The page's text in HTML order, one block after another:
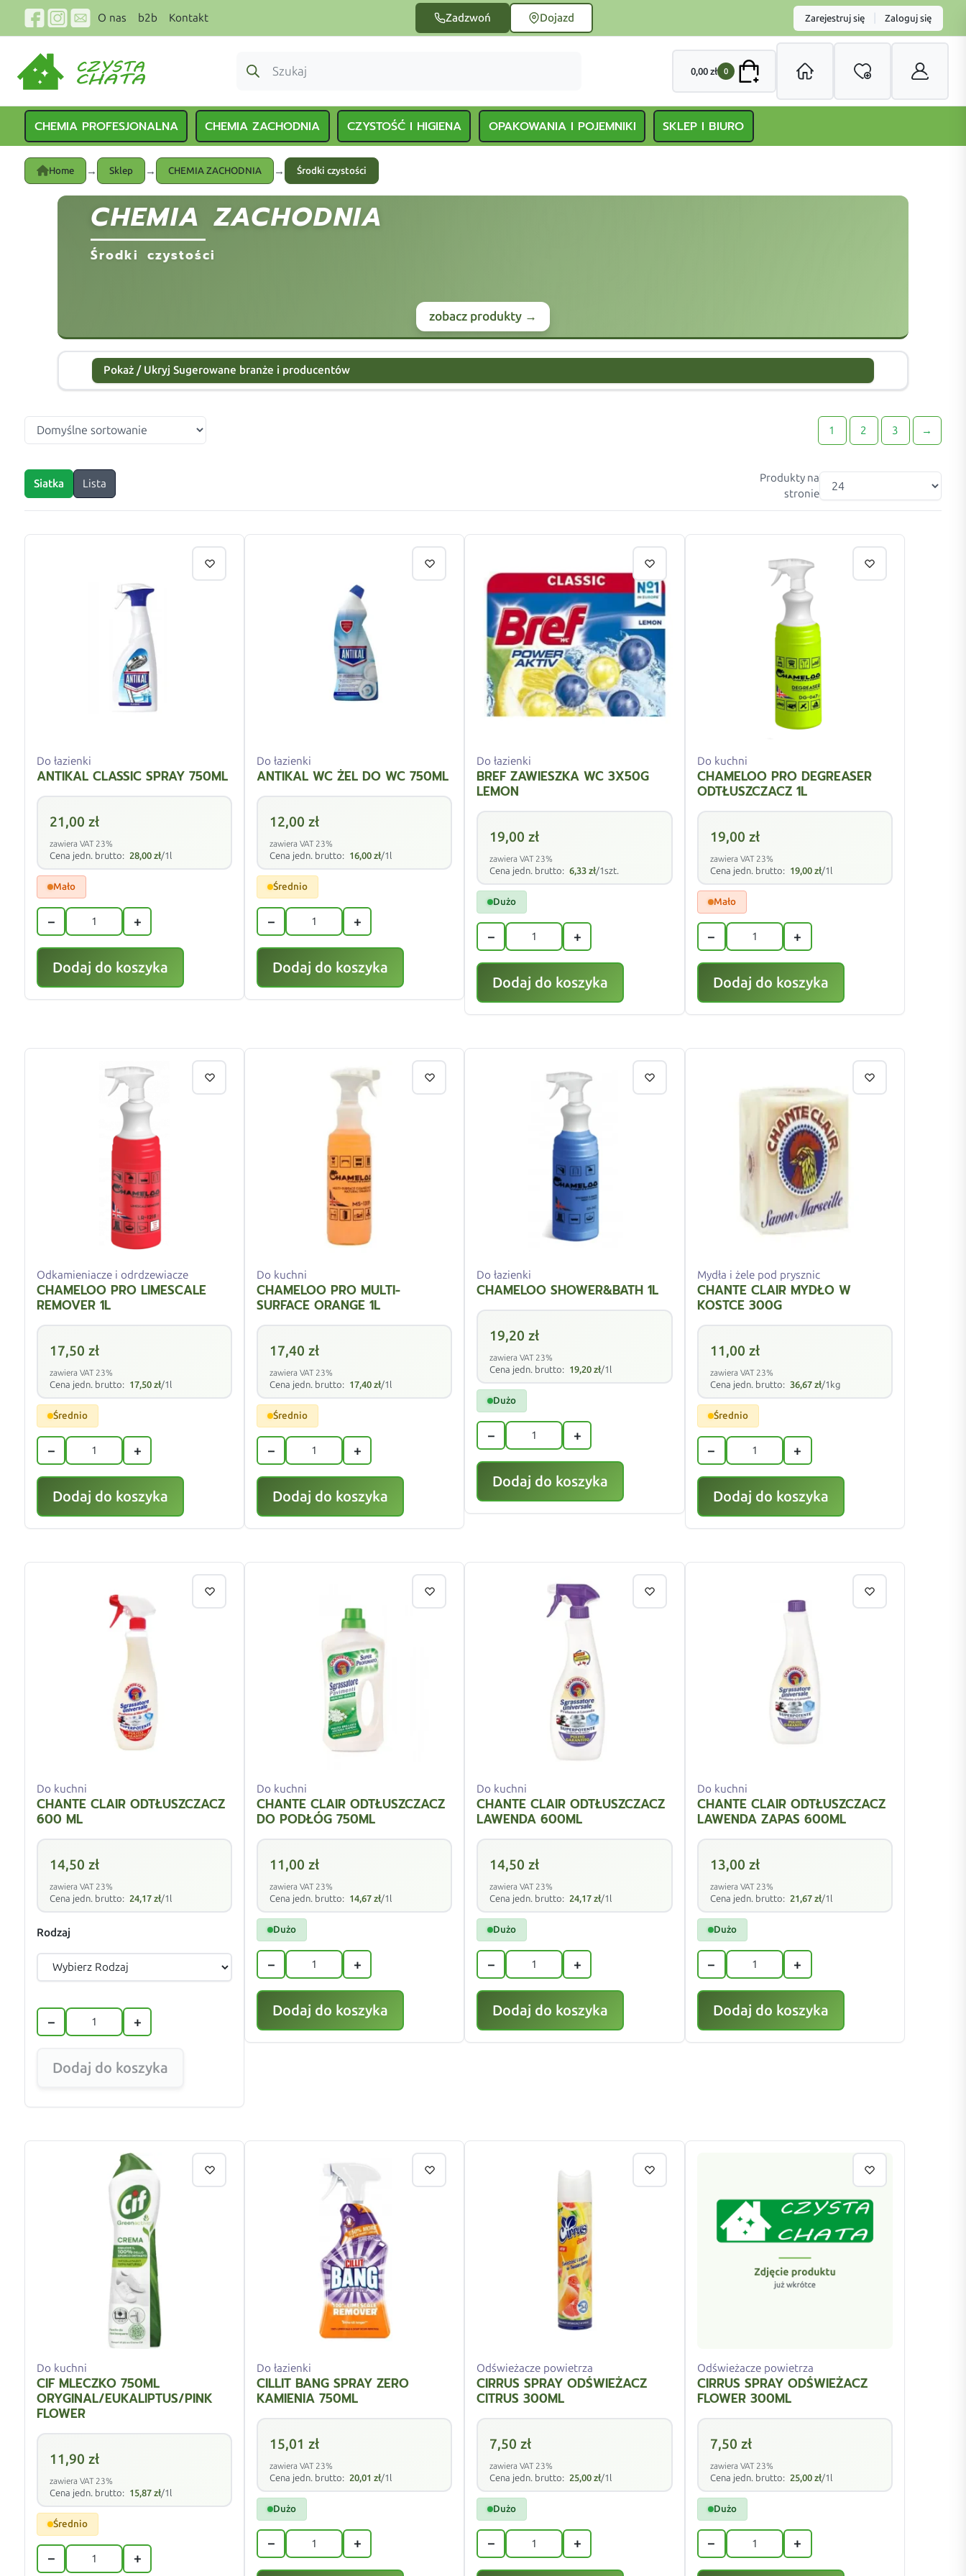
O nas b2b Kontakt Zadzwoń Dojazd Zarejestruj się Zaloguj się
0,00 zł 0
CHEMIA PROFESJONALNA CHEMIA ZACHODNIA CZYSTOŚĆ I HIGIENA OPAKOWANIA I POJEMNIKI SKLEP I BIURO
Home → Sklep → CHEMIA ZACHODNIA → Środki czystości
CHEMIA ZACHODNIA
Środki czystości
zobacz produkty →
Pokaż / Ukryj Sugerowane branże i producentów
1 2 3 →
Siatka Lista
Produkty na
stronie
Do łazienki
ANTIKAL CLASSIC SPRAY 750ML
21,00zł
zawiera VAT 23%
Cena jedn. brutto: 28,00zł/1l
Mało
− +
Dodaj do koszyka
Do łazienki
ANTIKAL WC ŻEL DO WC 750ML
12,00zł
zawiera VAT 23%
Cena jedn. brutto: 16,00zł/1l
Średnio
− +
Dodaj do koszyka
Do łazienki
BREF ZAWIESZKA WC 3X50G
LEMON
19,00zł
zawiera VAT 23%
Cena jedn. brutto: 6,33zł/1szt.
Dużo
− +
Dodaj do koszyka
Do kuchni
CHAMELOO PRO DEGREASER
ODTŁUSZCZACZ 1L
19,00 zł
zawiera VAT 23%
Cena jedn. brutto: 19,00 zł/1l
Mało
− +
Dodaj do koszyka
Odkamieniacze i odrdzewiacze
CHAMELOO PRO LIMESCALE
REMOVER 1L
17,50zł
zawiera VAT 23%
Cena jedn. brutto: 17,50zł/1l
Średnio
− +
Dodaj do koszyka
Do kuchni
CHAMELOO PRO MULTI-
SURFACE ORANGE 1L
17,40zł
zawiera VAT 23%
Cena jedn. brutto: 17,40zł/1l
Średnio
− +
Dodaj do koszyka
Do łazienki
CHAMELOO SHOWER&BATH 1L
19,20zł
zawiera VAT 23%
Cena jedn. brutto: 19,20zł/1l
Dużo
− +
Dodaj do koszyka
Mydła i żele pod prysznic
CHANTE CLAIR MYDŁO W
KOSTCE 300G
11,00 zł
zawiera VAT 23%
Cena jedn. brutto: 36,67 zł/1kg
Średnio
− +
Dodaj do koszyka
Do kuchni
CHANTE CLAIR ODTŁUSZCZACZ
600 ML
14,50zł
zawiera VAT 23%
Cena jedn. brutto: 24,17zł/1l
Rodzaj
− +
Dodaj do koszyka
Do kuchni
CHANTE CLAIR ODTŁUSZCZACZ
DO PODŁÓG 750ML
11,00zł
zawiera VAT 23%
Cena jedn. brutto: 14,67zł/1l
Dużo
− +
Dodaj do koszyka
Do kuchni
CHANTE CLAIR ODTŁUSZCZACZ
LAWENDA 600ML
14,50zł
zawiera VAT 23%
Cena jedn. brutto: 24,17zł/1l
Dużo
− +
Dodaj do koszyka
Do kuchni
CHANTE CLAIR ODTŁUSZCZACZ
LAWENDA ZAPAS 600ML
13,00 zł
zawiera VAT 23%
Cena jedn. brutto: 21,67 zł/1l
Dużo
− +
Dodaj do koszyka
Do kuchni
CIF MLECZKO 750ML
ORYGINAL/EUKALIPTUS/PINK
FLOWER
11,90zł
zawiera VAT 23%
Cena jedn. brutto: 15,87zł/1l
Średnio
− +
Do łazienki
CILLIT BANG SPRAY ZERO
KAMIENIA 750ML
15,01zł
zawiera VAT 23%
Cena jedn. brutto: 20,01zł/1l
Dużo
− +
Odświeżacze powietrza
CIRRUS SPRAY ODŚWIEŻACZ
CITRUS 300ML
7,50zł
zawiera VAT 23%
Cena jedn. brutto: 25,00zł/1l
Dużo
− +
Odświeżacze powietrza
CIRRUS SPRAY ODŚWIEŻACZ
FLOWER 300ML
7,50 zł
zawiera VAT 23%
Cena jedn. brutto: 25,00 zł/1l
Dużo
− +